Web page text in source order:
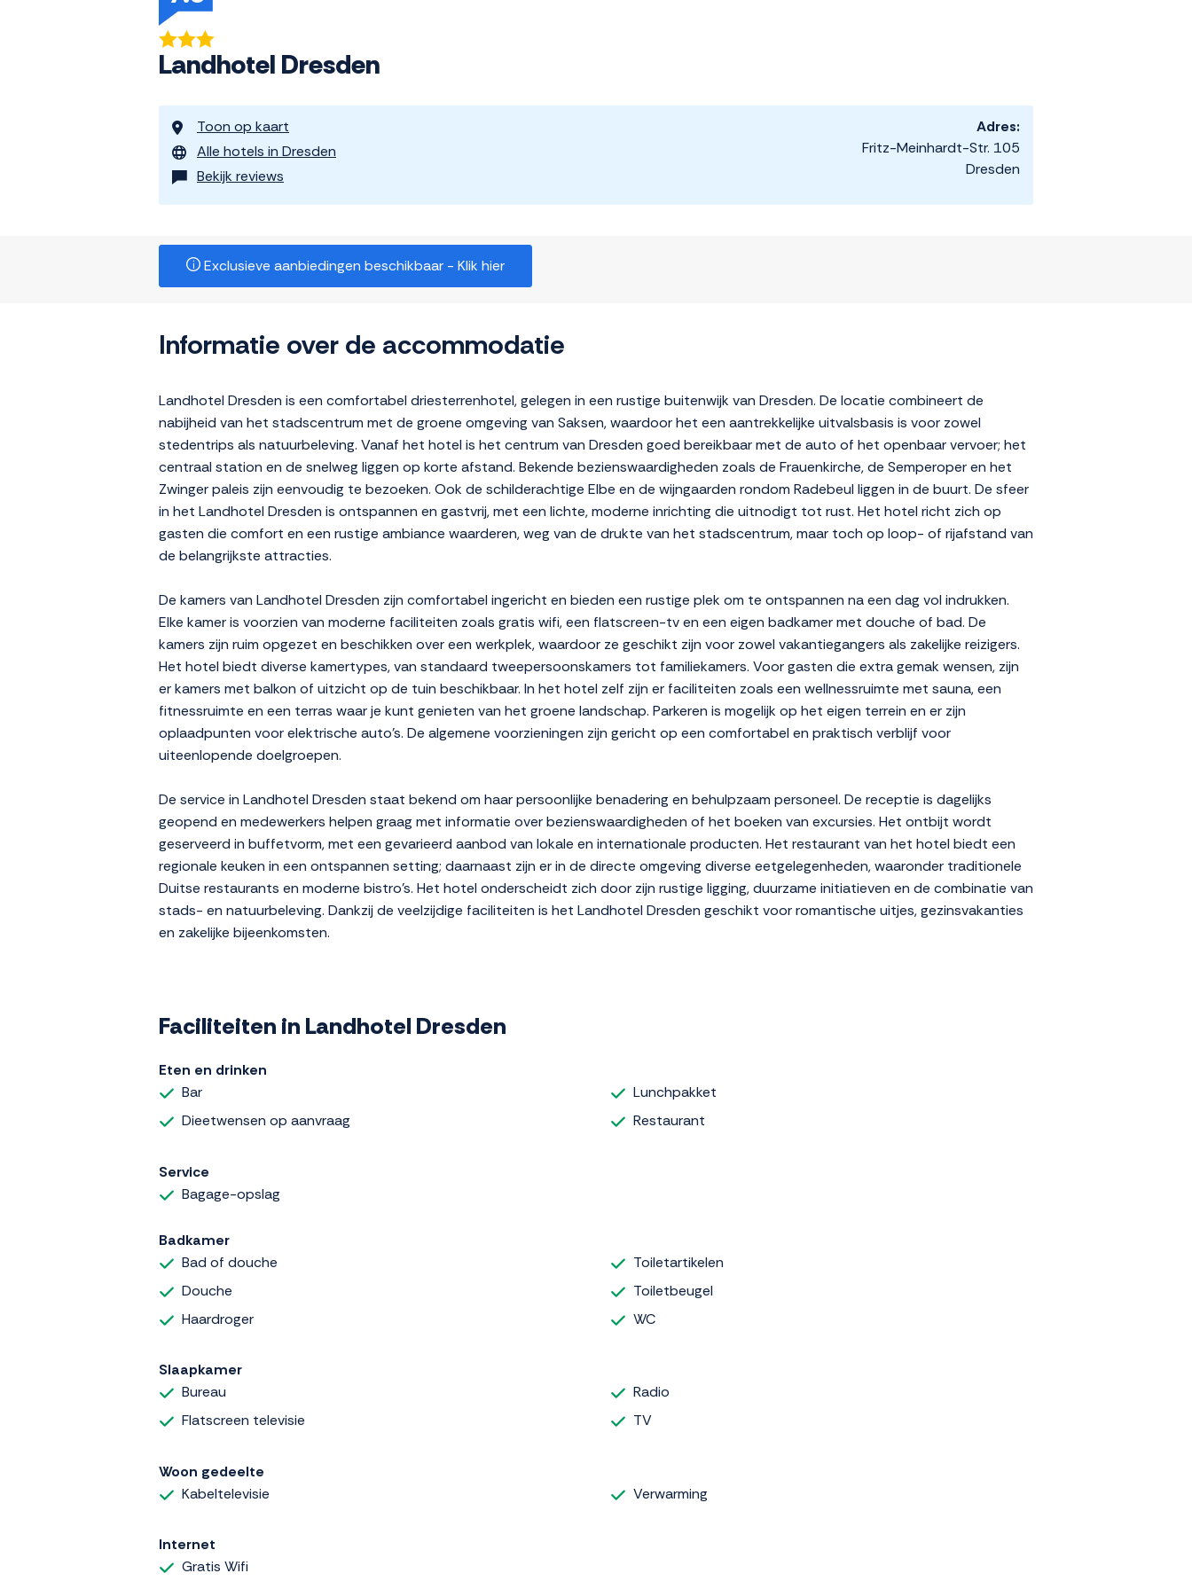
Landhotel Dresden
Toon op kaart
Alle hotels in Dresden
Bekijk reviews
Adres:
Fritz-Meinhardt-Str. 105
Dresden
Exclusieve aanbiedingen beschikbaar - Klik hier
Informatie over de accommodatie
Landhotel Dresden is een comfortabel driesterrenhotel, gelegen in een rustige buitenwijk van Dresden. De locatie combineert de
nabijheid van het stadscentrum met de groene omgeving van Saksen, waardoor het een aantrekkelijke uitvalsbasis is voor zowel
stedentrips als natuurbeleving. Vanaf het hotel is het centrum van Dresden goed bereikbaar met de auto of het openbaar vervoer; het
centraal station en de snelweg liggen op korte afstand. Bekende bezienswaardigheden zoals de Frauenkirche, de Semperoper en het
Zwinger paleis zijn eenvoudig te bezoeken. Ook de schilderachtige Elbe en de wijngaarden rondom Radebeul liggen in de buurt. De sfeer
in het Landhotel Dresden is ontspannen en gastvrij, met een lichte, moderne inrichting die uitnodigt tot rust. Het hotel richt zich op
gasten die comfort en een rustige ambiance waarderen, weg van de drukte van het stadscentrum, maar toch op loop- of rijafstand van
de belangrijkste attracties.
De kamers van Landhotel Dresden zijn comfortabel ingericht en bieden een rustige plek om te ontspannen na een dag vol indrukken.
Elke kamer is voorzien van moderne faciliteiten zoals gratis wifi, een flatscreen-tv en een eigen badkamer met douche of bad. De
kamers zijn ruim opgezet en beschikken over een werkplek, waardoor ze geschikt zijn voor zowel vakantiegangers als zakelijke reizigers.
Het hotel biedt diverse kamertypes, van standaard tweepersoonskamers tot familiekamers. Voor gasten die extra gemak wensen, zijn
er kamers met balkon of uitzicht op de tuin beschikbaar. In het hotel zelf zijn er faciliteiten zoals een wellnessruimte met sauna, een
fitnessruimte en een terras waar je kunt genieten van het groene landschap. Parkeren is mogelijk op het eigen terrein en er zijn
oplaadpunten voor elektrische auto's. De algemene voorzieningen zijn gericht op een comfortabel en praktisch verblijf voor
uiteenlopende doelgroepen.
De service in Landhotel Dresden staat bekend om haar persoonlijke benadering en behulpzaam personeel. De receptie is dagelijks
geopend en medewerkers helpen graag met informatie over bezienswaardigheden of het boeken van excursies. Het ontbijt wordt
geserveerd in buffetvorm, met een gevarieerd aanbod van lokale en internationale producten. Het restaurant van het hotel biedt een
regionale keuken in een ontspannen setting; daarnaast zijn er in de directe omgeving diverse eetgelegenheden, waaronder traditionele
Duitse restaurants en moderne bistro's. Het hotel onderscheidt zich door zijn rustige ligging, duurzame initiatieven en de combinatie van
stads- en natuurbeleving. Dankzij de veelzijdige faciliteiten is het Landhotel Dresden geschikt voor romantische uitjes, gezinsvakanties
en zakelijke bijeenkomsten.
Faciliteiten in Landhotel Dresden
Eten en drinken
Bar
Dieetwensen op aanvraag
Lunchpakket
Restaurant
Service
Bagage-opslag
Badkamer
Bad of douche
Douche
Haardroger
Toiletartikelen
Toiletbeugel
WC
Slaapkamer
Bureau
Flatscreen televisie
Radio
TV
Woon gedeelte
Kabeltelevisie
Verwarming
Internet
Gratis Wifi